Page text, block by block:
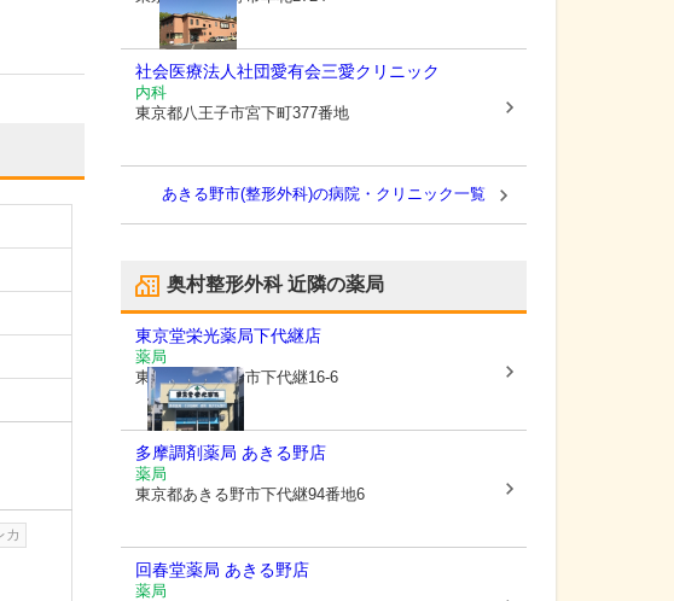
カ
社会医療法人社団愛有会三愛クリニック
内科
東京都八王子市宮下町377番地
あきる野市(整形外科)の病院・クリニック一覧
奥村整形外科近隣の薬局
東京堂栄光薬局下代継店
薬局
東京都あきる野市下代継16-6
多摩調剤薬局 あきる野店
薬局
東京都あきる野市下代継94番地6
回春堂薬局 あきる野店
薬局